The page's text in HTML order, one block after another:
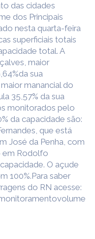
das cidades
dos Principais
nesta quarta-feira
superficiais totais
total. A
maior
sua
manancial do
35,57% da sua
monitorados pelo
da capacidade são:
que está
José da Penha, com
em Rodolfo
O açude
100%.Para saber
do RN acesse: